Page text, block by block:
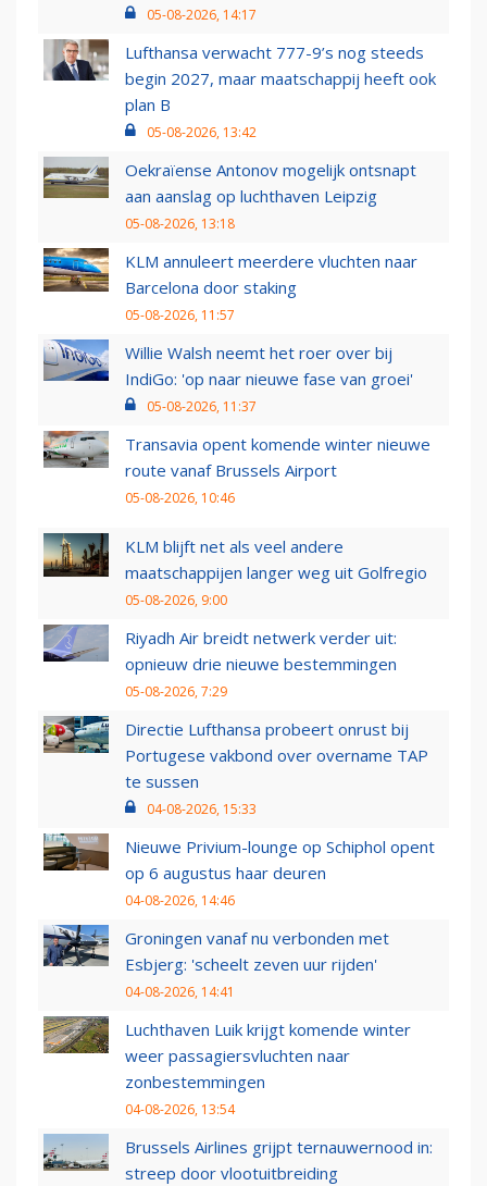
05-08-2026, 14:17
Lufthansa verwacht 777-9’s nog steeds
begin 2027, maar maatschappij heeft ook
plan B
05-08-2026, 13:42
Oekraïense Antonov mogelijk ontsnapt
aan aanslag op luchthaven Leipzig
05-08-2026, 13:18
KLM annuleert meerdere vluchten naar
Barcelona door staking
05-08-2026, 11:57
Willie Walsh neemt het roer over bij
IndiGo: 'op naar nieuwe fase van groei'
05-08-2026, 11:37
Transavia opent komende winter nieuwe
route vanaf Brussels Airport
05-08-2026, 10:46
KLM blijft net als veel andere
maatschappijen langer weg uit Golfregio
05-08-2026, 9:00
Riyadh Air breidt netwerk verder uit:
opnieuw drie nieuwe bestemmingen
05-08-2026, 7:29
Directie Lufthansa probeert onrust bij
Portugese vakbond over overname TAP
te sussen
04-08-2026, 15:33
Nieuwe Privium-lounge op Schiphol opent
op 6 augustus haar deuren
04-08-2026, 14:46
Groningen vanaf nu verbonden met
Esbjerg: 'scheelt zeven uur rijden'
04-08-2026, 14:41
Luchthaven Luik krijgt komende winter
weer passagiersvluchten naar
zonbestemmingen
04-08-2026, 13:54
Brussels Airlines grijpt ternauwernood in:
streep door vlootuitbreiding